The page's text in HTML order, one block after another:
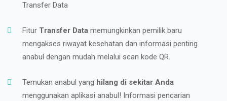
Transfer Data
Fitur Transfer Data memungkinkan pemilik baru
mengakses riwayat kesehatan dan informasi penting
anabul dengan mudah melalui scan kode QR.
Temukan anabul yang hilang di sekitar Anda
menggunakan aplikasi anabul! Informasi pencarian